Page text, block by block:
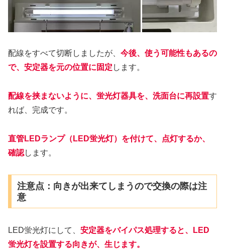
配線をすべて切断しましたが、 今後、使う可能性もあるの
で、安定器を元の位置に固定 します。
配線を挟まないように、蛍光灯器具を、洗面台に再設置す
れば、完成です。
直管LEDランプ（LED蛍光灯）を付けて、点灯するか、
確認します。
注意点：向きが出来てしまうので交換の際は注
意
LED蛍光灯にして、 安定器をバイパス処理すると、LED
蛍光灯を設置する向きが、生じます。